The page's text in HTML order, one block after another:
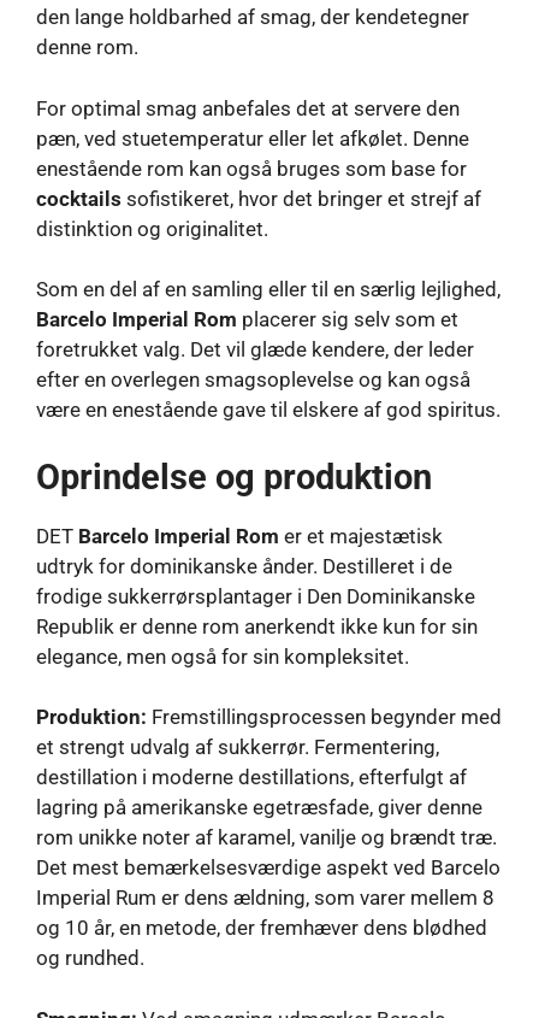
den lange holdbarhed af smag, der kendetegner
denne rom.
For optimal smag anbefales det at servere den
pæn, ved stuetemperatur eller let afkølet. Denne
enestående rom kan også bruges som base for
cocktails sofistikeret, hvor det bringer et strejf af
distinktion og originalitet.
Som en del af en samling eller til en særlig lejlighed,
Barcelo Imperial Rom placerer sig selv som et
foretrukket valg. Det vil glæde kendere, der leder
efter en overlegen smagsoplevelse og kan også
være en enestående gave til elskere af god spiritus.
Oprindelse og produktion
DET Barcelo Imperial Rom er et majestætisk
udtryk for dominikanske ånder. Destilleret i de
frodige sukkerrørsplantager i Den Dominikanske
Republik er denne rom anerkendt ikke kun for sin
elegance, men også for sin kompleksitet.
Produktion: Fremstillingsprocessen begynder med
et strengt udvalg af sukkerrør. Fermentering,
destillation i moderne destillations, efterfulgt af
lagring på amerikanske egetræsfade, giver denne
rom unikke noter af karamel, vanilje og brændt træ.
Det mest bemærkelsesværdige aspekt ved Barcelo
Imperial Rum er dens ældning, som varer mellem 8
og 10 år, en metode, der fremhæver dens blødhed
og rundhed.